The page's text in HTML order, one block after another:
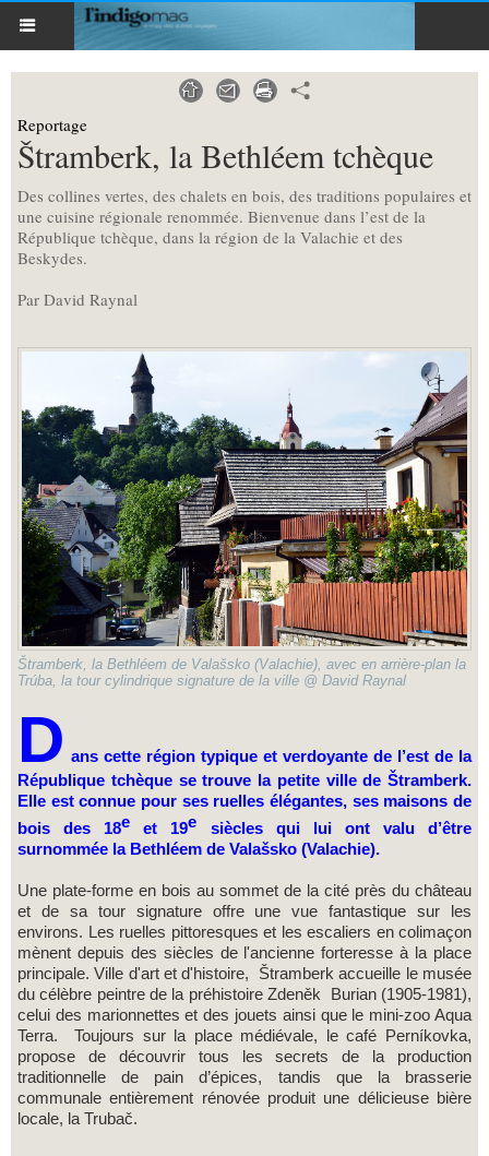
Reportage
Štramberk, la Bethléem tchèque
Des collines vertes, des chalets en bois, des traditions populaires et
une cuisine régionale renommée. Bienvenue dans l’est de la
République tchèque, dans la région de la Valachie et des
Beskydes.
Par David Raynal
Štramberk, la Bethléem de Valašsko (Valachie), avec en arrière-plan la
Trúba, la tour cylindrique signature de la ville @ David Raynal
D ans cette région typique et verdoyante de l’est de la
République tchèque se trouve la petite ville de Štramberk.
Elle est connue pour ses ruelles élégantes, ses maisons de
bois des 18e et 19e siècles qui lui ont valu d’être
surnommée la Bethléem de Valašsko (Valachie).
Une plate-forme en bois au sommet de la cité près du château
et de sa tour signature offre une vue fantastique sur les
environs. Les ruelles pittoresques et les escaliers en colimaçon
mènent depuis des siècles de l'ancienne forteresse à la place
principale. Ville d'art et d'histoire, Štramberk accueille le musée
du célèbre peintre de la préhistoire Zdeněk Burian (1905-1981),
celui des marionnettes et des jouets ainsi que le mini-zoo Aqua
Terra. Toujours sur la place médiévale, le café Perníkovka,
propose de découvrir tous les secrets de la production
traditionnelle de pain d’épices, tandis que la brasserie
communale entièrement rénovée produit une délicieuse bière
locale, la Trubač.